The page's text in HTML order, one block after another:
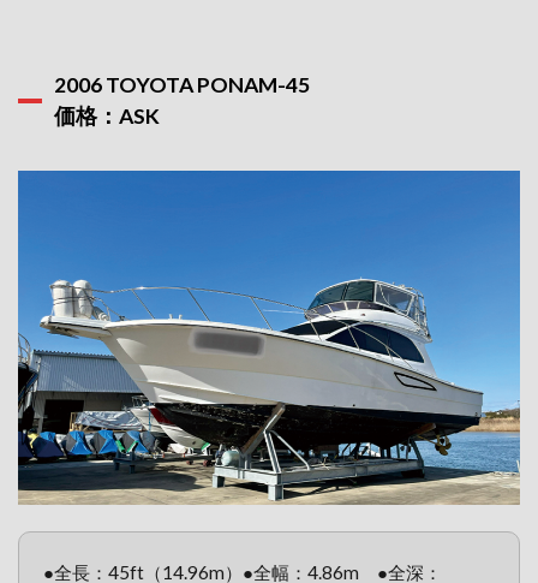
2006 TOYOTA PONAM-45
価格：ASK
●全長：45ft（14.96m）●全幅：4.86m ●全深：